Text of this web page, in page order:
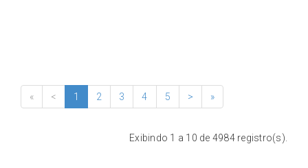
« < 1 2 3 4 5 > »
Exibindo 1 a 10 de 4984 registro(s).